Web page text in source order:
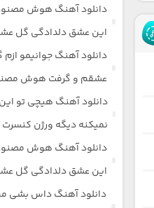
دانلود آهنگ هوش
این عشق دلدادگی گل
دانلود آهنگ جوانیمو
عشقم و گرفت هوش
دانلود آهنگ هیچی تو
نمیکنه دیگه ورژن
دانلود آهنگ هوش
این عشق دلدادگی گل
دانلود آهنگ داس بشی